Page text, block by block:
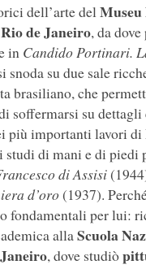
dell’arte delMuseu
Rio de Janeiro, da
in Candido Portinari.
snoda su due sale
brasiliano, che
soffermarsi su
più importanti lavori
studi di mani e di piedi
di Assisi
d’oro(1937).
fondamentali per lui:
allaScuola
, dove studiò